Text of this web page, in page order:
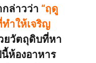
ล่าวว่า “ฤดู
ทำให้เจริญ
ยวัตถุดิบที่หา
ห้องอาหาร